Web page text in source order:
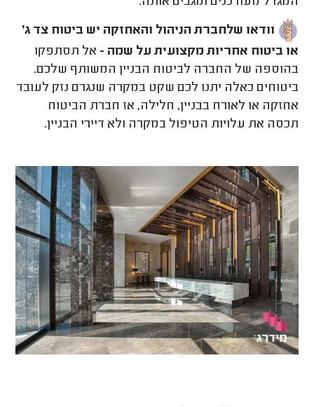
וודאו שלחברת הניהול והאחזקה יש ביטוח צד ג׳
או ביטוח אחריות מקצועית על שמה - אל תסתפקו
בהוספה של החברה לביטוח הבניין המשותף שלכם.
ביטוחים כאלה יתנו לכם שקט במקרה שנגרם נזק לעובד
אחזקה או לאורח בבניין, חלילה, אז חברת הביטוח
תכסה את עלויות הטיפול במקרה ולא דיירי הבניין.